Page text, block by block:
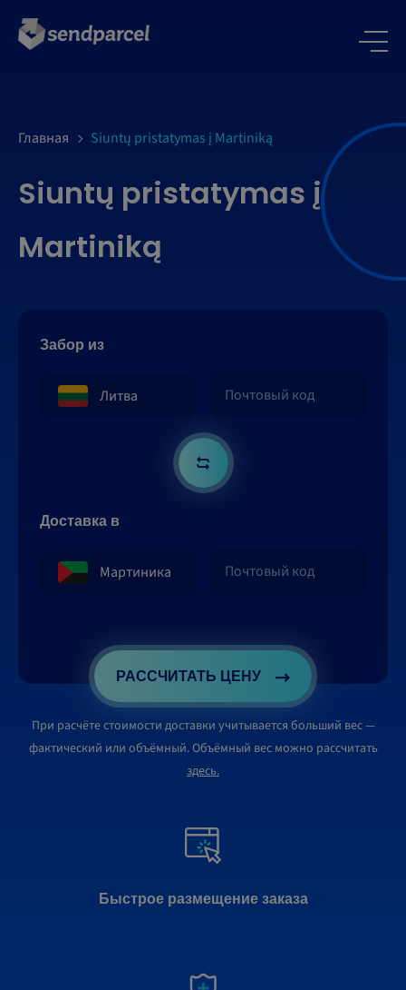
Главная Siuntų pristatymas į Martiniką
Siuntų pristatymas į
Martiniką
Забор из
Доставка в
РАССЧИТАТЬ ЦЕНУ
При расчёте стоимости доставки учитывается больший вес —
фактический или объёмный. Объёмный вес можно рассчитать
здесь.
Быстрое размещение заказа